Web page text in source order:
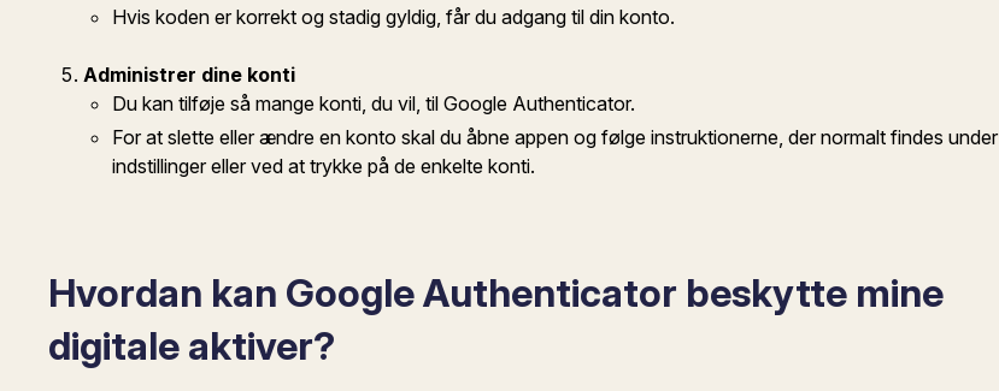
Hvis koden er korrekt og stadig gyldig, får du adgang til din konto.
Administrer dine konti
Du kan tilføje så mange konti, du vil, til Google Authenticator.
For at slette eller ændre en konto skal du åbne appen og følge instruktionerne, der normalt findes under
indstillinger eller ved at trykke på de enkelte konti.
Hvordan kan Google Authenticator beskytte mine
digitale aktiver?